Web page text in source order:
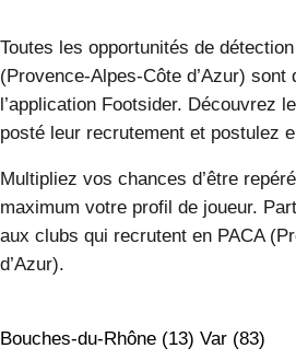
Toutes les opportunités de
(Provence-Alpes-Côte d’Azur) sont
l’application Footsider. Découvrez
posté leur recrutement et postulez
Multipliez vos chances d’être
maximum votre profil de joueur.
aux clubs qui recrutent en PACA
d’Azur).
Bouches-du-Rhône (13) Var (83)